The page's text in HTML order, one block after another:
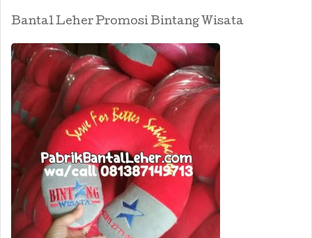
Bantal Leher Promosi Bintang Wisata